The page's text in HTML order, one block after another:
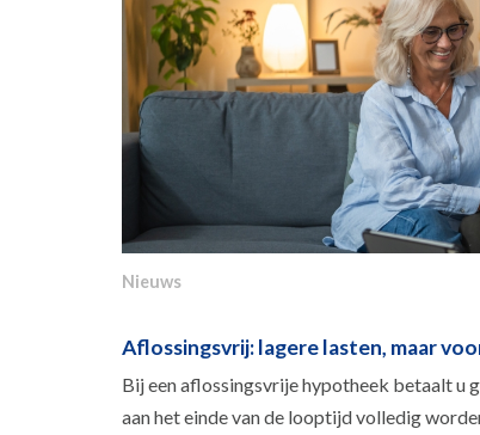
Nieuws
Aflossingsvrij: lagere lasten, maar
Bij een aflossingsvrije hypotheek betaalt u
aan het einde van de looptijd volledig